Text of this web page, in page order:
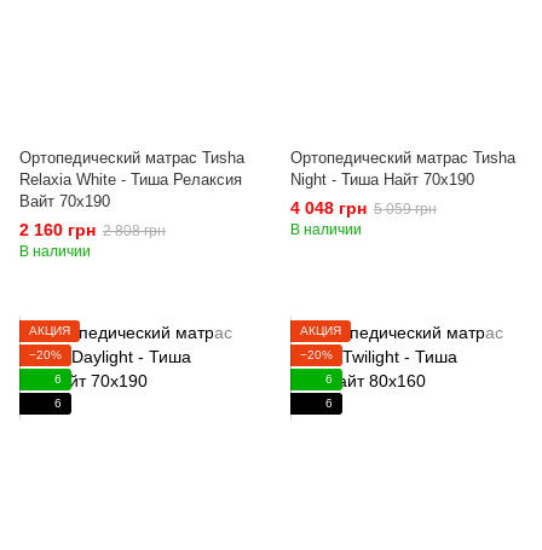
Ортопедический матрас Тиshа
Relaxia White - Тиша Релаксия
Вайт 70x190
2 160 грн 2 808 грн
В наличии
Ортопедический матрас Тиshа
Night - Тиша Найт 70x190
4 048 грн 5 059 грн
В наличии
АКЦИЯ
−20%
6
6
АКЦИЯ
−20%
6
6